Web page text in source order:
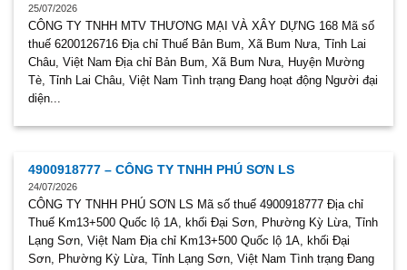
25/07/2026
CÔNG TY TNHH MTV THƯƠNG MẠI VÀ XÂY DỰNG 168 Mã số
thuế 6200126716 Địa chỉ Thuế Bản Bum, Xã Bum Nưa, Tỉnh Lai
Châu, Việt Nam Địa chỉ Bản Bum, Xã Bum Nưa, Huyện Mường
Tè, Tỉnh Lai Châu, Việt Nam Tình trạng Đang hoạt động Người đại
diện...
4900918777 – CÔNG TY TNHH PHÚ SƠN LS
24/07/2026
CÔNG TY TNHH PHÚ SƠN LS Mã số thuế 4900918777 Địa chỉ
Thuế Km13+500 Quốc lộ 1A, khối Đại Sơn, Phường Kỳ Lừa, Tỉnh
Lạng Sơn, Việt Nam Địa chỉ Km13+500 Quốc lộ 1A, khối Đại
Sơn, Phường Kỳ Lừa, Tỉnh Lạng Sơn, Việt Nam Tình trạng Đang